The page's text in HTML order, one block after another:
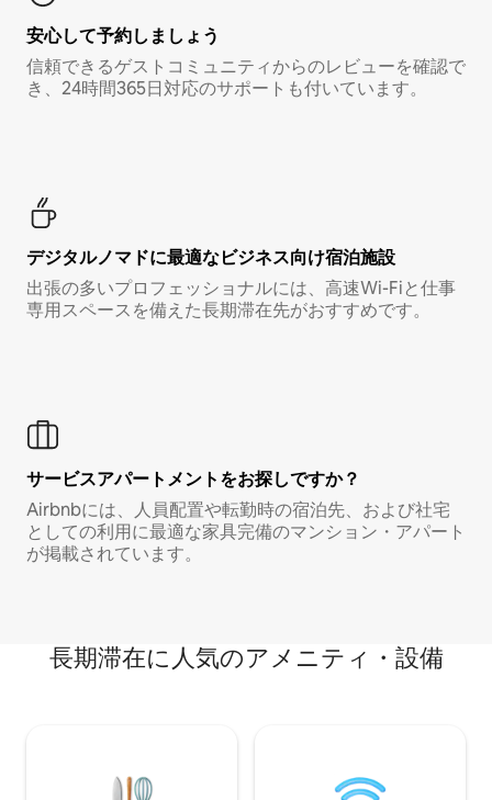
安心して予約しましょう
信頼できるゲストコミュニティからのレビューを確認で
き、24時間365日対応のサポートも付いています。
デジタルノマド⁠に最⁠適⁠なビ⁠ジ⁠ネ⁠ス⁠向⁠け宿⁠泊⁠施⁠設
出張の多いプロフェッショナルには、高速Wi-Fiと仕事
専用スペースを備えた長期滞在先がおすすめです。
サービスアパートメントをお探しですか？
Airbnbには、人員配置や転勤時の宿泊先、および社宅
としての利用に最適な家具完備のマンション・アパート
が掲載されています。
長期滞在に人気のアメニティ・設備